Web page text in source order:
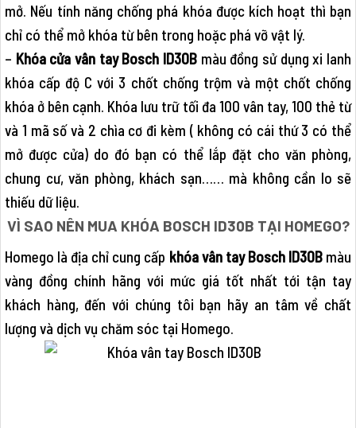
mở. Nếu tính năng chống phá khóa được kích hoạt thì bạn
chỉ có thể mở khóa từ bên trong hoặc phá vỡ vật lý.
– Khóa cửa vân tay Bosch ID30B màu đồng sử dụng xi lanh
khóa cấp độ C với 3 chốt chống trộm và một chốt chống
khóa ở bên cạnh. Khóa lưu trữ tối đa 100 vân tay, 100 thẻ từ
và 1 mã số và 2 chìa cơ đi kèm ( không có cái thứ 3 có thể
mở được cửa) do đó bạn có thể lắp đặt cho văn phòng,
chung cư, văn phòng, khách sạn…… mà không cần lo sẽ
thiếu dữ liệu.
VÌ SAO NÊN MUA KHÓA BOSCH ID30B TẠI HOMEGO?
Homego là địa chỉ cung cấp khóa vân tay Bosch ID30Bmàu
vàng đồng chính hãng với mức giá tốt nhất tới tận tay
khách hàng, đến với chúng tôi bạn hãy an tâm về chất
lượng và dịch vụ chăm sóc tại Homego.